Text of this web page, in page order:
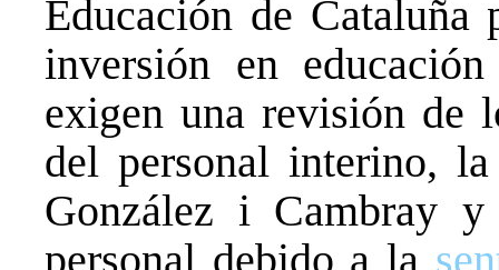
Educación de Cataluña
inversión en
exigen una revisión de
del personal interino,
González i Cambray
personal debido a la